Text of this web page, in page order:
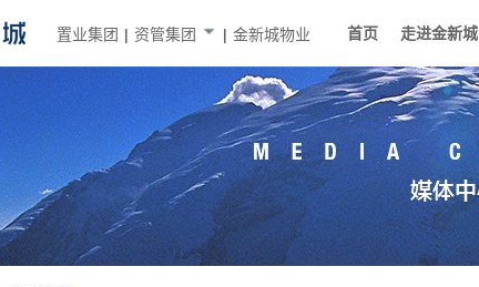
首页 走进金新城
置业集团 | 资管集团 | 金新城物业